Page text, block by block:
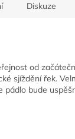
Diskuze
od
sjíždění řek.
pádlo bude